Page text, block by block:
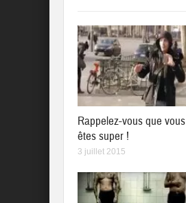
Rappelez-vous que vous
êtes super !
3 juillet 2015